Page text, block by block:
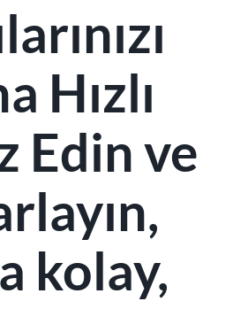
Hızlı
Edin ve
kolay,